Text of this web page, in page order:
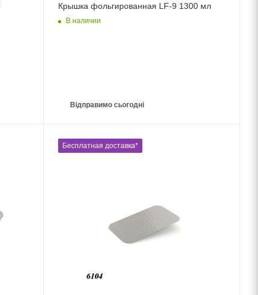
Крышка фольгированная LF-9 1300 мл
В наличии
Відправимо сьогодні
Бесплатная доставка*